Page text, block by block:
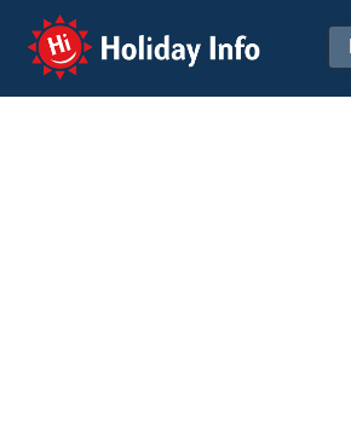
Holiday Info